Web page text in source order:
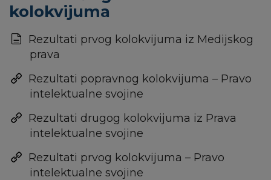
kolokvijuma
Rezultati prvog kolokvijuma iz Medijskog
prava
Rezultati popravnog kolokvijuma – Pravo
intelektualne svojine
Rezultati drugog kolokvijuma iz Prava
intelektualne svojine
Rezultati prvog kolokvijuma – Pravo
intelektualne svojine